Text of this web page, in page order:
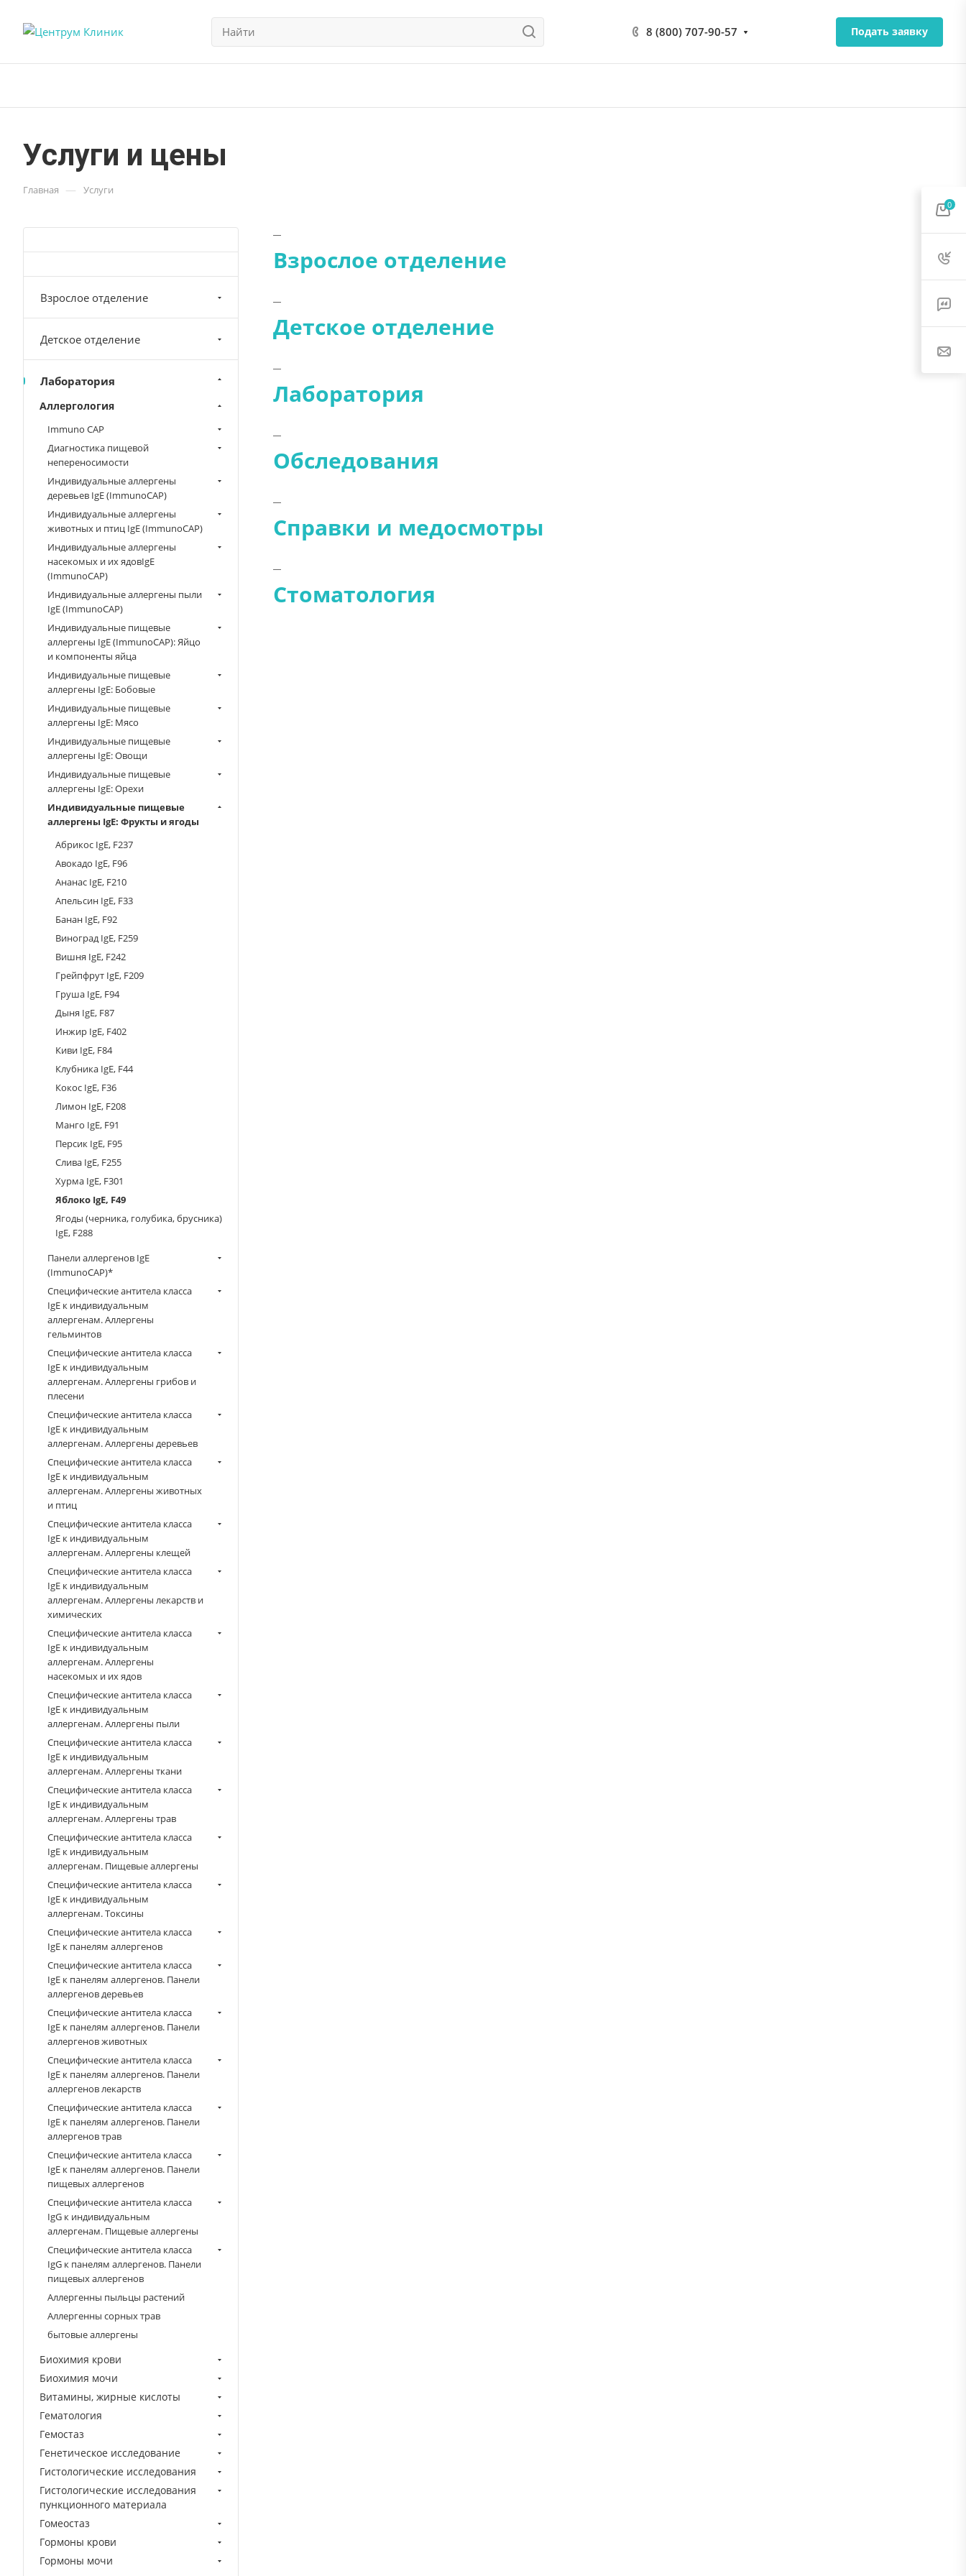
8 (800) 707-90-57 Подать заявку
Услуги и цены
Главная — Услуги
Взрослое отделение
Детское отделение
Лаборатория
Обследования
Справки и медосмотры
Стоматология
Взрослое отделение
Детское отделение
Лаборатория
Аллергология
Immuno CAP
Диагностика пищевой
непереносимости
Индивидуальные аллергены
деревьев IgE (ImmunoCAP)
Индивидуальные аллергены
животных и птиц IgE (ImmunoCAP)
Индивидуальные аллергены
насекомых и их ядовIgE
(ImmunoCAP)
Индивидуальные аллергены пыли
IgE (ImmunoCAP)
Индивидуальные пищевые
аллергены IgE (ImmunoCAP): Яйцо
и компоненты яйца
Индивидуальные пищевые
аллергены IgE: Бобовые
Индивидуальные пищевые
аллергены IgE: Мясо
Индивидуальные пищевые
аллергены IgE: Овощи
Индивидуальные пищевые
аллергены IgE: Орехи
Индивидуальные пищевые
аллергены IgE: Фрукты и ягоды
Абрикос IgE, F237
Авокадо IgE, F96
Ананас IgE, F210
Апельсин IgE, F33
Банан IgE, F92
Виноград IgE, F259
Вишня IgE, F242
Грейпфрут IgE, F209
Груша IgE, F94
Дыня IgE, F87
Инжир IgE, F402
Киви IgE, F84
Клубника IgE, F44
Кокос IgE, F36
Лимон IgE, F208
Манго IgE, F91
Персик IgE, F95
Слива IgE, F255
Хурма IgE, F301
Яблоко IgE, F49
Ягоды (черника, голубика, брусника)
IgE, F288
Панели аллергенов IgE
(ImmunoCAP)*
Специфические антитела класса
IgE к индивидуальным
аллергенам. Аллергены
гельминтов
Специфические антитела класса
IgE к индивидуальным
аллергенам. Аллергены грибов и
плесени
Специфические антитела класса
IgE к индивидуальным
аллергенам. Аллергены деревьев
Специфические антитела класса
IgE к индивидуальным
аллергенам. Аллергены животных
и птиц
Специфические антитела класса
IgE к индивидуальным
аллергенам. Аллергены клещей
Специфические антитела класса
IgE к индивидуальным
аллергенам. Аллергены лекарств и
химических
Специфические антитела класса
IgE к индивидуальным
аллергенам. Аллергены
насекомых и их ядов
Специфические антитела класса
IgE к индивидуальным
аллергенам. Аллергены пыли
Специфические антитела класса
IgE к индивидуальным
аллергенам. Аллергены ткани
Специфические антитела класса
IgE к индивидуальным
аллергенам. Аллергены трав
Специфические антитела класса
IgE к индивидуальным
аллергенам. Пищевые аллергены
Специфические антитела класса
IgE к индивидуальным
аллергенам. Токсины
Специфические антитела класса
IgE к панелям аллергенов
Специфические антитела класса
IgE к панелям аллергенов. Панели
аллергенов деревьев
Специфические антитела класса
IgE к панелям аллергенов. Панели
аллергенов животных
Специфические антитела класса
IgE к панелям аллергенов. Панели
аллергенов лекарств
Специфические антитела класса
IgE к панелям аллергенов. Панели
аллергенов трав
Специфические антитела класса
IgE к панелям аллергенов. Панели
пищевых аллергенов
Специфические антитела класса
IgG к индивидуальным
аллергенам. Пищевые аллергены
Специфические антитела класса
IgG к панелям аллергенов. Панели
пищевых аллергенов
Аллергенны пыльцы растений
Аллергенны сорных трав
бытовые аллергены
Биохимия крови
Биохимия мочи
Витамины, жирные кислоты
Гематология
Гемостаз
Генетическое исследование
Гистологические исследования
Гистологические исследования
пункционного материала
Гомеостаз
Гормоны крови
Гормоны мочи
0